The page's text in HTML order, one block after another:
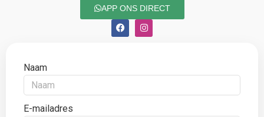
APP ONS DIRECT
Naam
E-mailadres